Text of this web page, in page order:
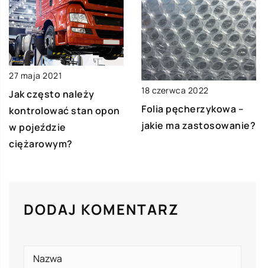
27 maja 2021
Jak często należy
kontrolować stan opon
w pojeździe
ciężarowym?
18 czerwca 2022
Folia pęcherzykowa –
jakie ma zastosowanie?
DODAJ KOMENTARZ